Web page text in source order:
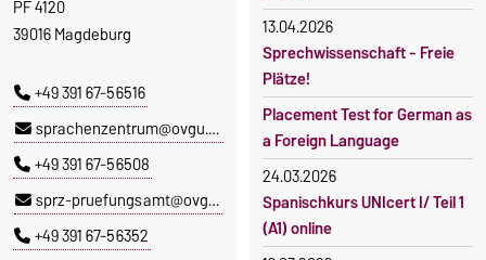
PF 4120
39016 Magdeburg
+49 391 67-56516
sprachenzentrum@ovgu.de
+49 391 67-56508
sprz-pruefungsamt@ovgu.de
+49 391 67-56352
13.04.2026
Sprechwissenschaft - Freie
Plätze!
Placement Test for German as
a Foreign Language
24.03.2026
Spanischkurs UNIcert I/ Teil 1
(A1) online